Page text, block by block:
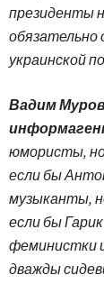
президенты
обязательно
украинской
Вадим
юмористы, но
если бы
музыканты,
если бы
феминистки
дважды